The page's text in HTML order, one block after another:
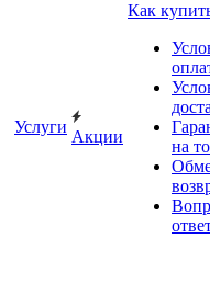
Услуги
Акции
Как
на